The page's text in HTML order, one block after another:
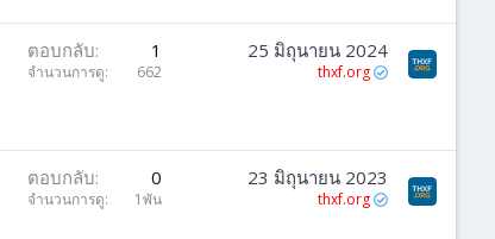
ตอบกลับ 1
จำนวนการดู 662
25 มิถุนายน 2024
thxf.org
ตอบกลับ 0
จำนวนการดู 1พัน
23 มิถุนายน 2023
thxf.org